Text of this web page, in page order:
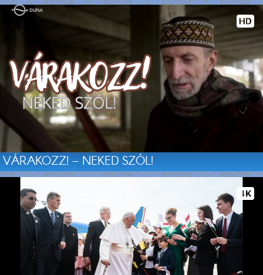
VÁRAKOZZ! – NEKED SZÓL!